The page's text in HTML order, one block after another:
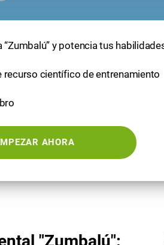
“Zumbalú” y potencia tus
recurso científico de entrenamiento
AHORA